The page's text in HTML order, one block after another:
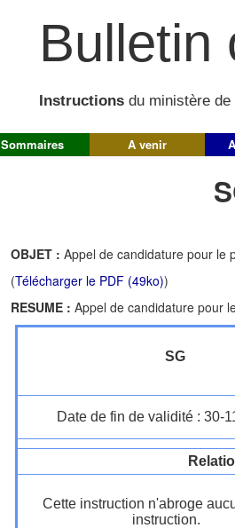
Bulletin
Instructions du ministère de
Sommaires A venir
OBJET : Appel de candidature pour le
(Télécharger le PDF (49ko))
RESUME : Appel de candidature pour
SG
Date de fin de validité : 30-
Cette instruction n'abroge
instruction.